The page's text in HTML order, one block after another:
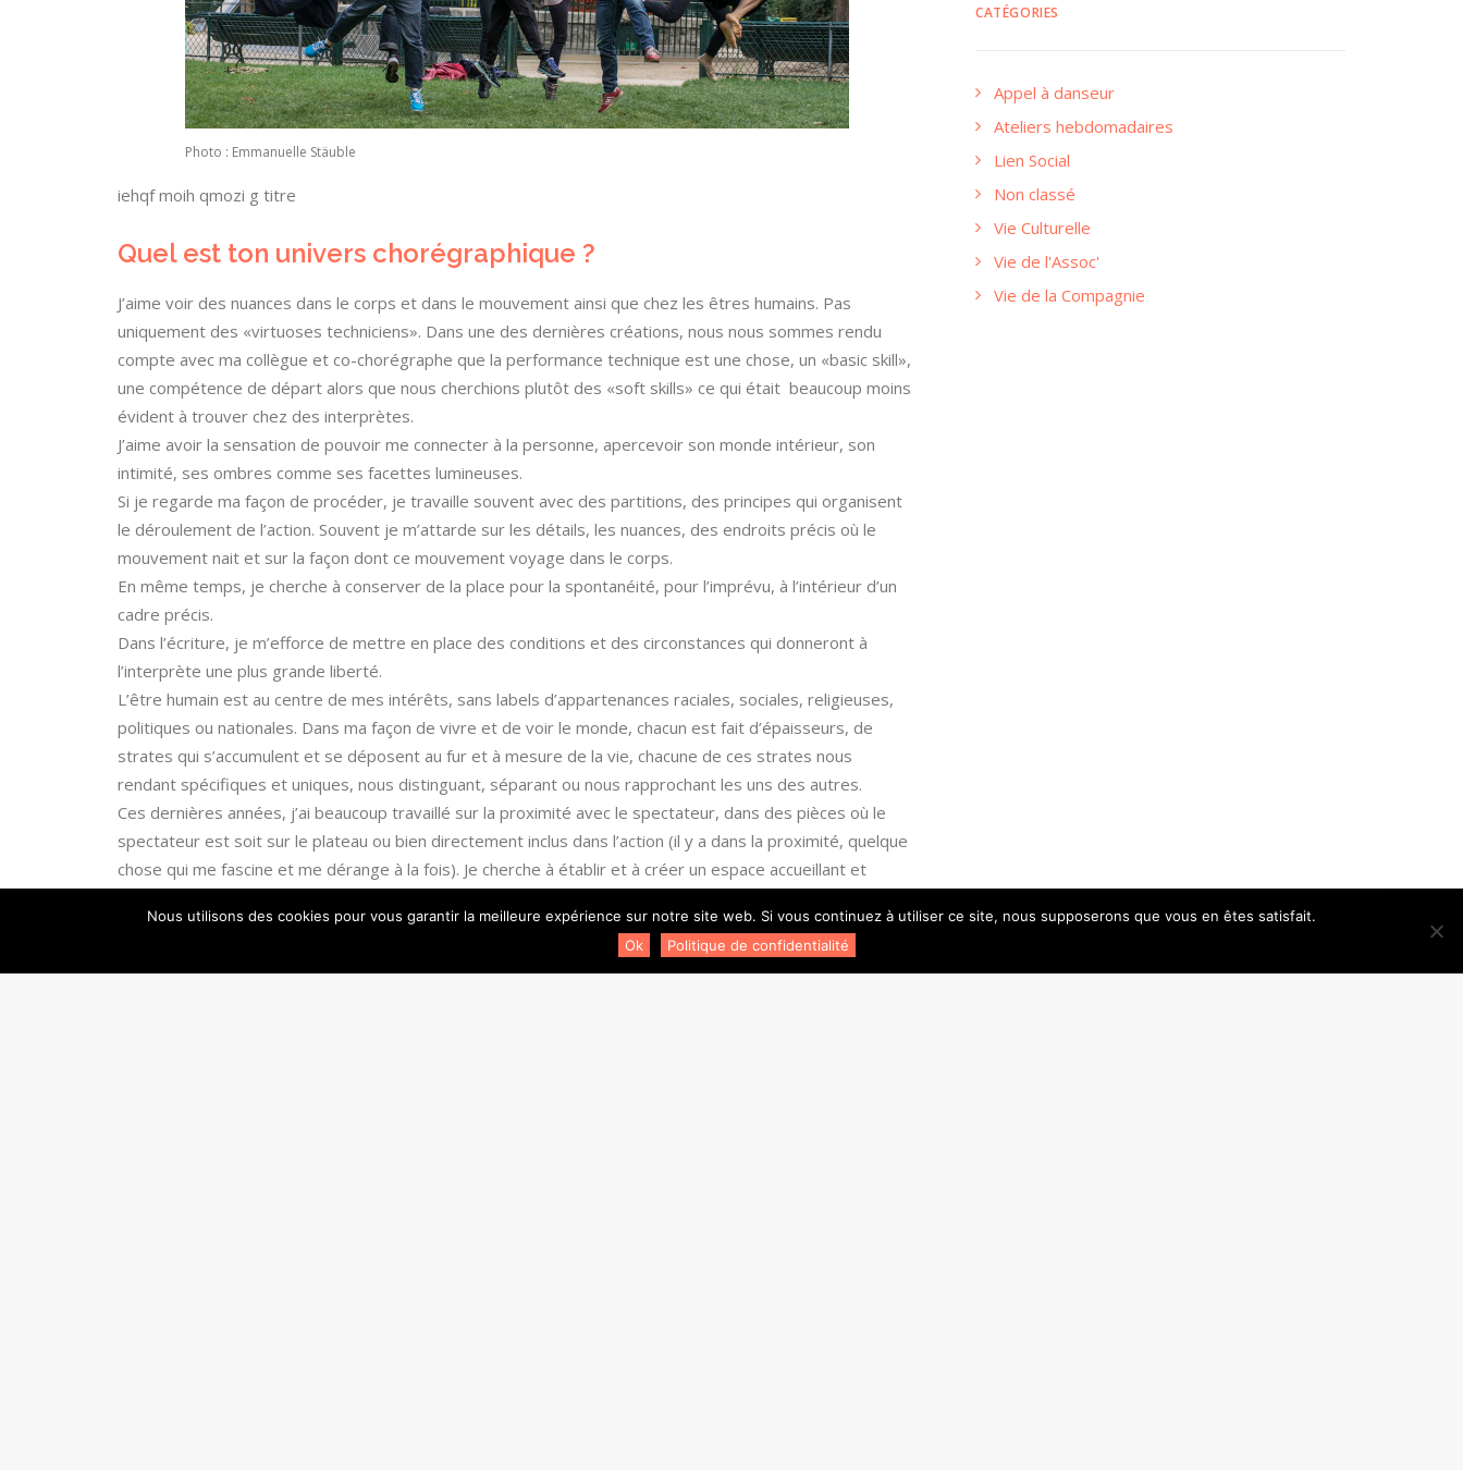
Photo : Emmanuelle Stäuble
iehqf moih qmozi g titre
Quel est ton univers chorégraphique ?
J’aime voir des nuances dans le corps et dans le mouvement ainsi que chez les êtres humains. Pas
uniquement des «virtuoses techniciens». Dans une des dernières créations, nous nous sommes rendu
compte avec ma collègue et co-chorégraphe que la performance technique est une chose, un «basic skill»,
une compétence de départ alors que nous cherchions plutôt des «soft skills» ce qui était beaucoup moins
évident à trouver chez des interprètes.
J’aime avoir la sensation de pouvoir me connecter à la personne, apercevoir son monde intérieur, son
intimité, ses ombres comme ses facettes lumineuses.
Si je regarde ma façon de procéder, je travaille souvent avec des partitions, des principes qui organisent
le déroulement de l’action. Souvent je m’attarde sur les détails, les nuances, des endroits précis où le
mouvement nait et sur la façon dont ce mouvement voyage dans le corps.
En même temps, je cherche à conserver de la place pour la spontanéité, pour l’imprévu, à l’intérieur d’un
cadre précis.
Dans l’écriture, je m’efforce de mettre en place des conditions et des circonstances qui donneront à
l’interprète une plus grande liberté.
L’être humain est au centre de mes intérêts, sans labels d’appartenances raciales, sociales, religieuses,
politiques ou nationales. Dans ma façon de vivre et de voir le monde, chacun est fait d’épaisseurs, de
strates qui s’accumulent et se déposent au fur et à mesure de la vie, chacune de ces strates nous
rendant spécifiques et uniques, nous distinguant, séparant ou nous rapprochant les uns des autres.
Ces dernières années, j’ai beaucoup travaillé sur la proximité avec le spectateur, dans des pièces où le
spectateur est soit sur le plateau ou bien directement inclus dans l’action (il y a dans la proximité, quelque
chose qui me fascine et me dérange à la fois). Je cherche à établir et à créer un espace accueillant et
cette proximité, cette porte ouverte sur le privé, sur l’espace personnel et intime de chacun est encore
possible dans le monde dans lequel nous vivons (ma conviction étant qu’elle est une profonde nécessité,
CATÉGORIES
Appel à danseur
Ateliers hebdomadaires
Lien Social
Non classé
Vie Culturelle
Vie de l'Assoc'
Vie de la Compagnie
Nous utilisons des cookies pour vous garantir la meilleure expérience sur notre site web. Si vous continuez à utiliser ce site, nous supposerons que vous en êtes satisfait.
Ok
Politique de confidentialité